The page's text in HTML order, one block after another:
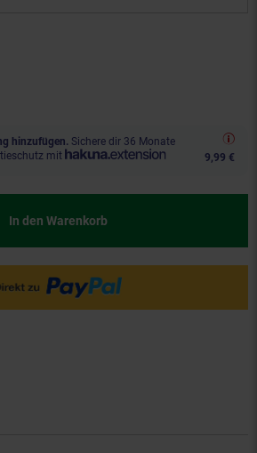
hinzufügen. Sichere dir 36 Monate
mit
9,99 €
In den Warenkorb